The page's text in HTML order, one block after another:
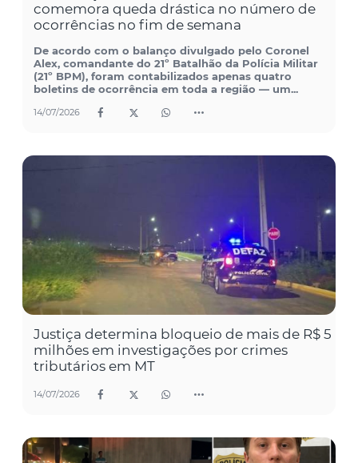
comemora queda drástica no número de
ocorrências no fim de semana
De acordo com o balanço divulgado pelo Coronel
Alex, comandante do 21º Batalhão da Polícia Militar
(21º BPM), foram contabilizados apenas quatro
boletins de ocorrência em toda a região — um...
14/07/2026
Justiça determina bloqueio de mais de R$ 5
milhões em investigações por crimes
tributários em MT
14/07/2026